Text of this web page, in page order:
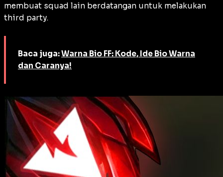
membuat squad lain berdatangan untuk melakukan
third party.
Baca juga:Warna Bio FF: Kode, Ide Bio Warna
dan Caranya!